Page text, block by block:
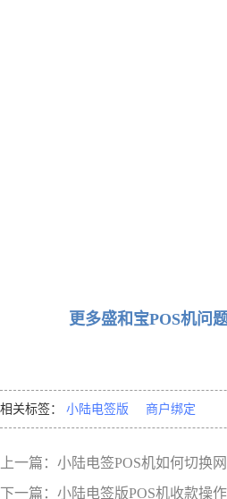
更多盛和宝POS机问题
相关标签： 小陆电签版 商户绑定
上一篇： 小陆电签POS机如何切换
下一篇： 小陆电签版POS机收款操